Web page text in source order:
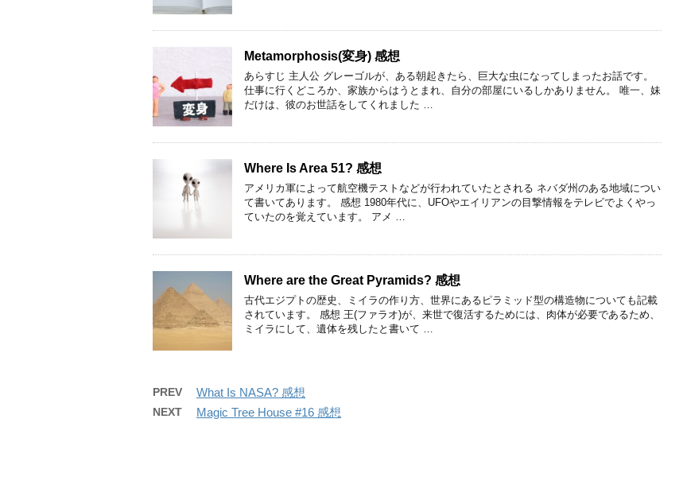
Metamorphosis(変身) 感想
あらすじ 主人公 グレーゴルが、ある朝起きたら、巨大な虫になってしまったお話です。
仕事に行くどころか、家族からはうとまれ、自分の部屋にいるしかありません。 唯一、妹
だけは、彼のお世話をしてくれました …
Where Is Area 51? 感想
アメリカ軍によって航空機テストなどが行われていたとされる ネバダ州のある地域につい
て書いてあります。 感想 1980年代に、UFOやエイリアンの目撃情報をテレビでよくやっ
ていたのを覚えています。 アメ …
Where are the Great Pyramids? 感想
古代エジプトの歴史、ミイラの作り方、世界にあるピラミッド型の構造物についても記載
されています。 感想 王(ファラオ)が、来世で復活するためには、肉体が必要であるため、
ミイラにして、遺体を残したと書いて …
PREV What Is NASA? 感想
NEXT Magic Tree House #16 感想